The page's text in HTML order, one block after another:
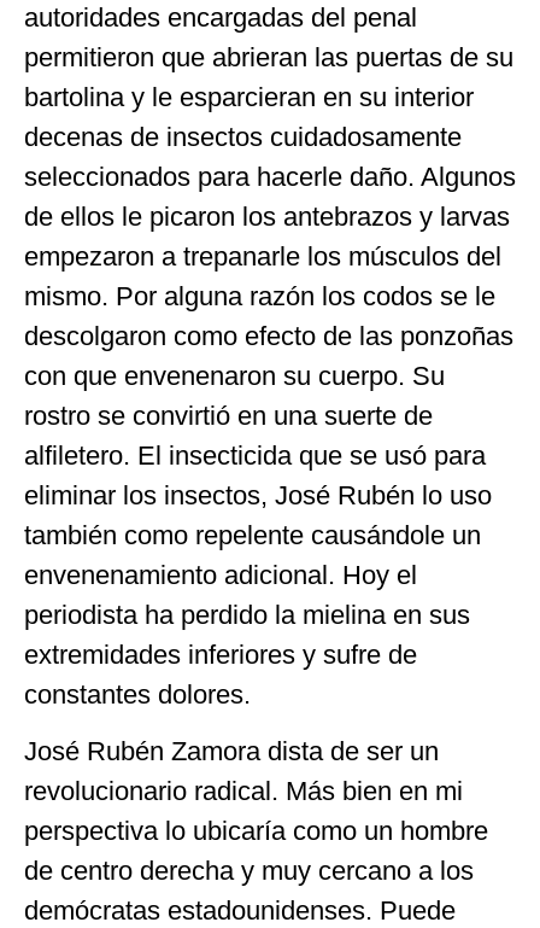
autoridades encargadas del penal
permitieron que abrieran las puertas de su
bartolina y le esparcieran en su interior
decenas de insectos cuidadosamente
seleccionados para hacerle daño. Algunos
de ellos le picaron los antebrazos y larvas
empezaron a trepanarle los músculos del
mismo. Por alguna razón los codos se le
descolgaron como efecto de las ponzoñas
con que envenenaron su cuerpo. Su
rostro se convirtió en una suerte de
alfiletero. El insecticida que se usó para
eliminar los insectos, José Rubén lo uso
también como repelente causándole un
envenenamiento adicional. Hoy el
periodista ha perdido la mielina en sus
extremidades inferiores y sufre de
constantes dolores.
José Rubén Zamora dista de ser un
revolucionario radical. Más bien en mi
perspectiva lo ubicaría como un hombre
de centro derecha y muy cercano a los
demócratas estadounidenses. Puede